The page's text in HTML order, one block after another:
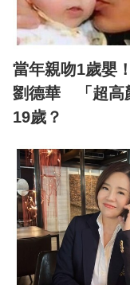
當年親吻1歲嬰
劉德華 「超高
19歲？